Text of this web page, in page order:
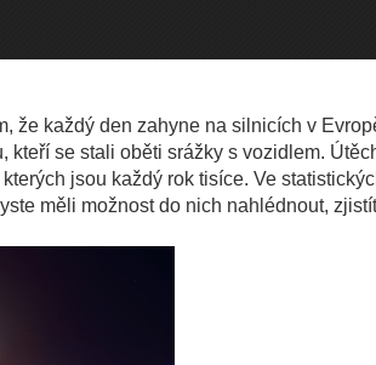
že každý den zahyne na silnicích v
se stali oběti srážky s vozidlem.
jsou každý rok tisíce. Ve
měli možnost do nich nahlédnout,